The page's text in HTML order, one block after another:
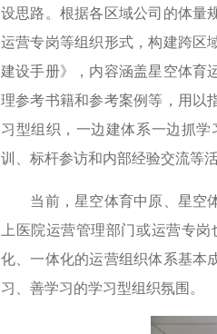
设思路。根据各区域公司的体量
运营专岗等组织形式，构建跨区
建设手册》，内容涵盖星空体育
理参考书籍和参考案例等，用以
习型组织，一边建体系一边抓
训、标杆参访和内部经验交流等
当前，星空体育中原、星空体
上医院运营管理部门或运营专
化、一体化的运营组织体系基本
习、善学习的学习型组织氛围。